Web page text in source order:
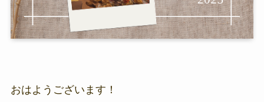
おはようございます！